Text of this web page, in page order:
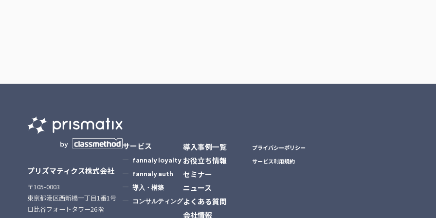
プリズマティクス株式会社
〒105-0003
東京都港区西新橋一丁目1番1号
日比谷フォートタワー26階
サービス
fannaly loyalty
fannaly auth
導入・構築
コンサルティング
導入事例一覧
お役立ち情報
セミナー
ニュース
よくある質問
会社情報
プライバシーポリシー
サービス利用規約